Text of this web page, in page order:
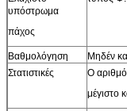
υπόστρωμα
πάχος
Βαθμολόγηση
Μηδέν
Στατιστικές
Ο
μέγιστο